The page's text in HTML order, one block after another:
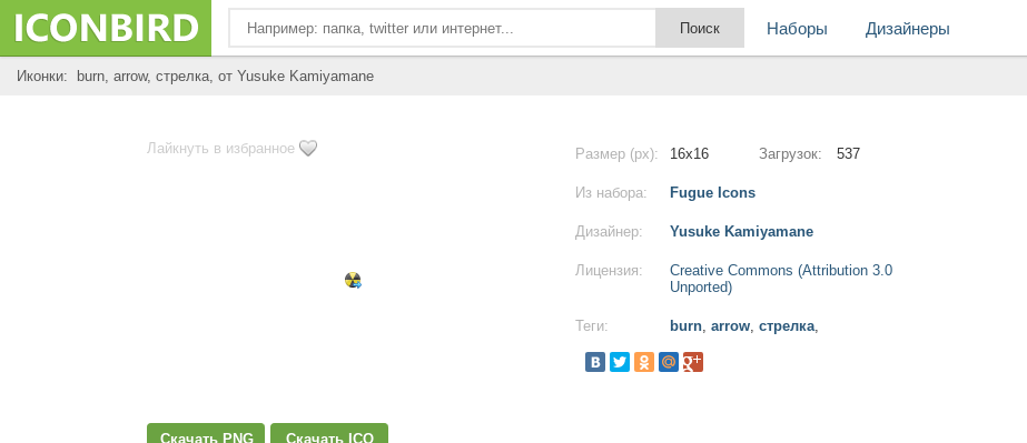
Наборы Дизайнеры
Иконки: burn, arrow, стрелка, от Yusuke Kamiyamane
Лайкнуть в избранное
Скачать PNG Скачать ICO
Размер (px): 16x16 Загрузок: 537
Из набора: Fugue Icons
Дизайнер: Yusuke Kamiyamane
Лицензия:
Creative Commons (Attribution 3.0
Unported)
Теги: burn, arrow, стрелка,